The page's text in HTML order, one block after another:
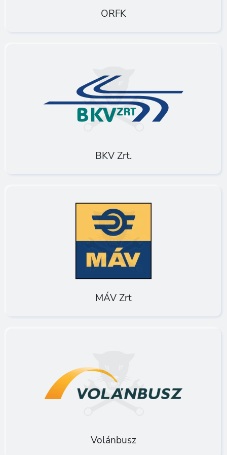
ORFK
BKV Zrt.
MÁV Zrt
Volánbusz